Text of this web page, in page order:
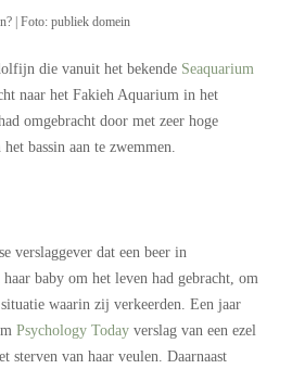
| Foto: publiek domein
die vanuit het bekende Seaquarium
naar het Fakieh Aquarium in het
omgebracht door met zeer hoge
bassin aan te zwemmen.
verslaggever dat een beer in
baby om het leven had gebracht, om
waarin zij verkeerden. Een jaar
Psychology Today verslag van een ezel
sterven van haar veulen. Daarnaast